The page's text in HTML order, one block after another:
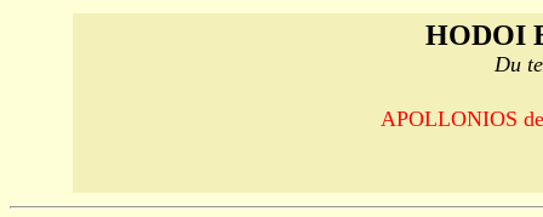
HODOI
Du
APOLLONIOS